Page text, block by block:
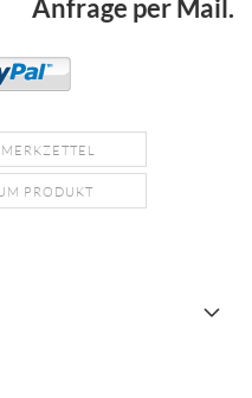
Anfrage per Mail.
PRODUKT